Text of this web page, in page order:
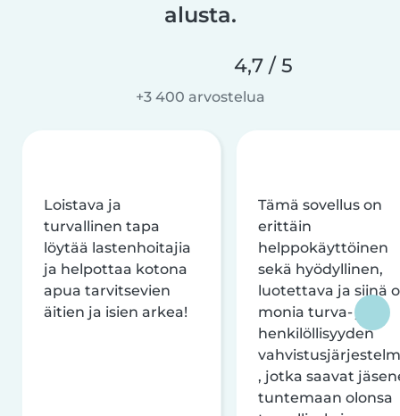
alusta.
4,7 / 5
+3 400 arvostelua
Loistava ja
turvallinen tapa
löytää lastenhoitajia
ja helpottaa kotona
apua tarvitsevien
äitien ja isien arkea!
Tämä sovellus on
erittäin
helppokäyttöinen
sekä hyödyllinen,
luotettava ja siinä
monia turva- ja
henkilöllisyyden
, jotka saavat
tuntemaan olonsa